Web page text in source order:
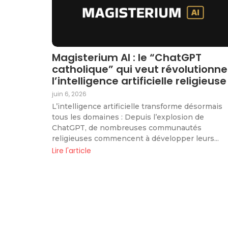
Magisterium AI : le “ChatGPT
catholique” qui veut
l’intelligence artificielle religieuse
juin 6, 2026
L’intelligence artificielle transforme désormais
tous les domaines : Depuis l’explosion de
ChatGPT, de nombreuses communautés
religieuses commencent à développer leurs...
Lire l'article